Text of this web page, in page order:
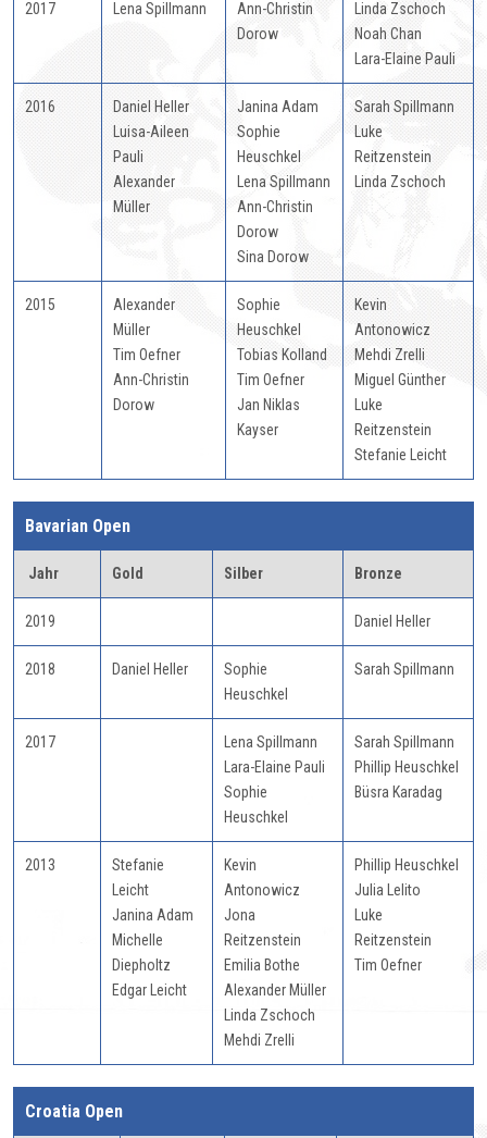
2017 Lena Spillmann
Ann-Christin
Dorow
Linda Zschoch
Noah Chan
Lara-Elaine Pauli
2016
Daniel Heller
Luisa-Aileen
Pauli
Alexander
Müller
Janina Adam
Sophie
Heuschkel
Lena Spillmann
Ann-Christin
Dorow
Sina Dorow
Sarah Spillmann
Luke
Reitzenstein
Linda Zschoch
2015
Alexander
Müller
Tim Oefner
Ann-Christin
Dorow
Sophie
Heuschkel
Tobias Kolland
Tim Oefner
Jan Niklas
Kayser
Kevin
Antonowicz
Mehdi Zrelli
Miguel Günther
Luke
Reitzenstein
Stefanie Leicht
Bavarian Open
Jahr Gold Silber Bronze
2019 Daniel Heller
2018 Daniel Heller
Sophie
Heuschkel
Sarah Spillmann
2017
Lena Spillmann
Lara-Elaine Pauli
Sophie
Heuschkel
Sarah Spillmann
Phillip Heuschkel
Büsra Karadag
2013
Stefanie
Leicht
Janina Adam
Michelle
Diepholtz
Edgar Leicht
Kevin
Antonowicz
Jona
Reitzenstein
Emilia Bothe
Alexander Müller
Linda Zschoch
Mehdi Zrelli
Phillip Heuschkel
Julia Lelito
Luke
Reitzenstein
Tim Oefner
Croatia Open